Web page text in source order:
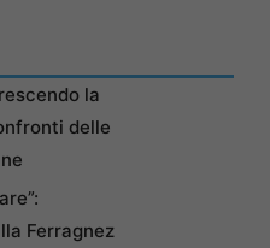
la
delle
Ferragnez